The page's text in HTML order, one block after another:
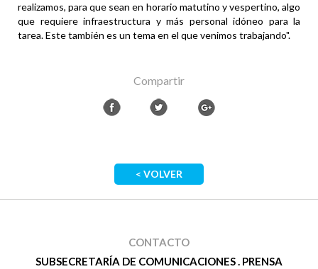
realizamos, para que sean en horario matutino y vespertino, algo
que requiere infraestructura y más personal idóneo para la
tarea. Este también es un tema en el que venimos trabajando".
Compartir
< VOLVER
CONTACTO
SUBSECRETARÍA DE COMUNICACIONES . PRENSA